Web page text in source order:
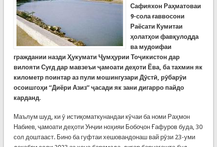
Сафияхон Раҳматоваи
9-сола ғаввосони
Раёсати Кумитаи
ҳолатҳои фавқулодда
ва мудоифаи
граждании назди Ҳукумати Ҷумҳурии Тоҷикистон дар
вилояти Суғд дар мавзеъи ҷамоати деҳоти Ёва, ба тахмин як
километр поинтар аз пули мошингузари Дӯстӣ, рӯбарӯи
осоишгоҳи “Диёри Азиз” ҷасади як зани дигарро пайдо
карданд.
Маълум шуд, ки ӯ истиқоматкунандаи кӯчаи ба номи Раҳмон
Набиев, ҷамоати деҳоти Унҷии ноҳияи Бобоҷон Ғафуров буда, 30
сол доштааст. Бино ба гуфтаи хешовандонаш вай рӯзи 23-уми